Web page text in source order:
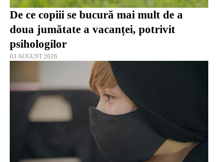
De ce copiii se bucură mai mult de a
doua jumătate a vacanței, potrivit
psihologilor
03 AUGUST 2026